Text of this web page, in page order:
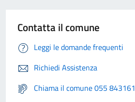
Contatta il comune
Leggi le domande frequenti
Richiedi Assistenza
Chiama il comune 055 843161